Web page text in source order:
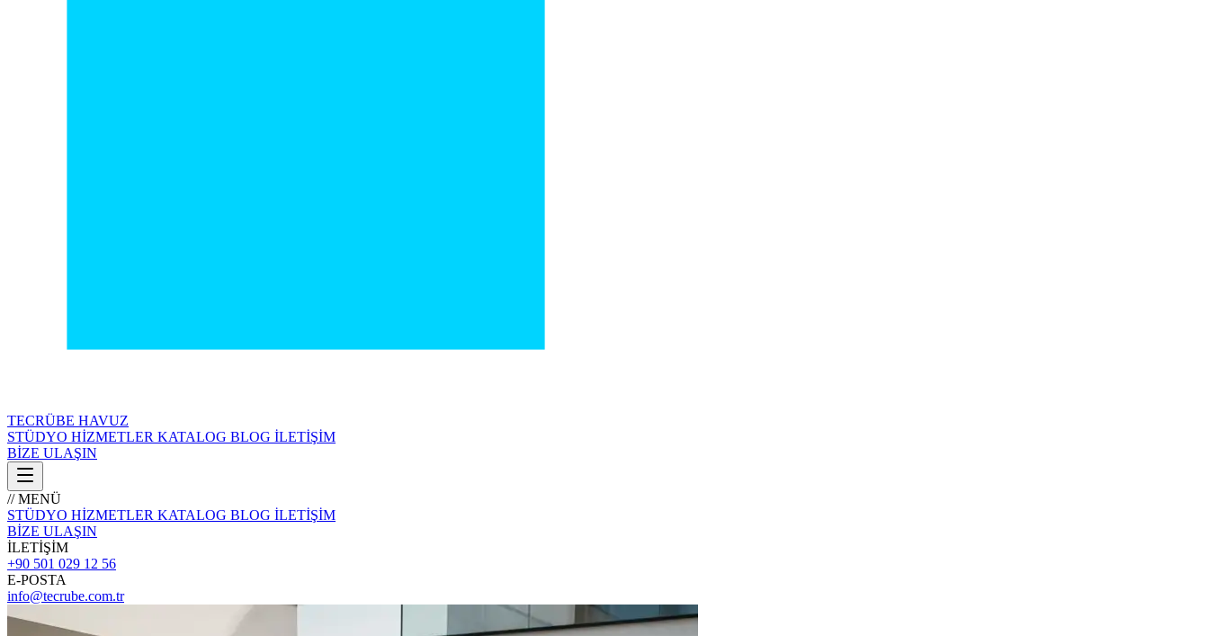
TECRÜBE HAVUZ
STÜDYO HİZMETLER KATALOG BLOG İLETİŞİM
BİZE ULAŞIN
// MENÜ
STÜDYO HİZMETLER KATALOG BLOG İLETİŞİM
BİZE ULAŞIN
İLETİŞİM
+90 501 029 12 56
E-POSTA
info@tecrube.com.tr